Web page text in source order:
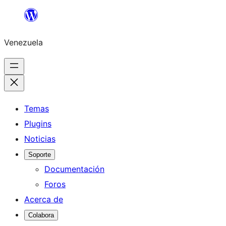
Saltar
contenido
Venezuela
Temas
Plugins
Noticias
Soporte
Documentación
Foros
Acerca de
Colabora